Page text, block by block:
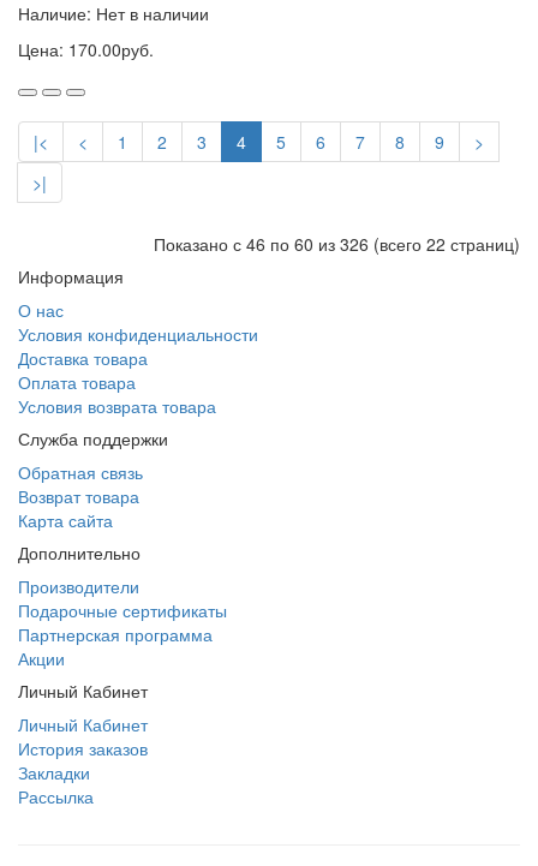
Наличие: Нет в наличии
Цена: 170.00руб.
|< < 1 2 3 4 5 6 7 8 9
>
>|
Показано с 46 по 60 из 326 (всего 22 страниц)
Информация
О нас
Условия конфиденциальности
Доставка товара
Оплата товара
Условия возврата товара
Служба поддержки
Обратная связь
Возврат товара
Карта сайта
Дополнительно
Производители
Подарочные сертификаты
Партнерская программа
Акции
Личный Кабинет
Личный Кабинет
История заказов
Закладки
Рассылка